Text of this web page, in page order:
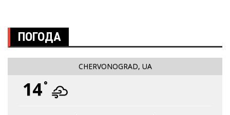
ПОГОДА
CHERVONOGRAD, UA
14°